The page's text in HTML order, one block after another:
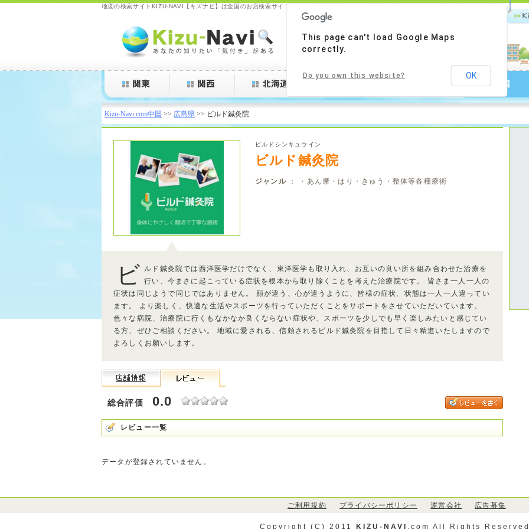
地図の検索サイトKIZU-NAVI【キズナビ】は全国のお店検索サイト！グルメ・美容・健康をはじめ、あなたの町情報を検索！！
Kizu-Navi.com中国 >> 広島県 >> ビルド鍼灸院
ビルドシンキュウイン
ビルド鍼灸院
ジャンル： ・あん摩・はり・きゅう・整体等各種療術
ビ ルド鍼灸院では西洋医学だけでなく、東洋医学も取り入れ、お互いの良い所を組み合わせた治療を
行い、今まさに起こっている症状を根本から取り除くことを考えた治療院です。 皆さま一人一人の
症状は同じようで同じではありません。 顔が違う、心が違うように、皆様の症状、状態は一人一人違ってい
ます。 より楽しく、快適な生活やスポーツを行っていただくことをサポートをさせていただいています。
色々な病院、治療院に行くもなかなか良くならない症状や、スポーツを少しでも早く楽しみたいと感じてい
る方、ぜひご相談ください。 地域に愛される、信頼されるビルド鍼灸院を目指して日々精進いたしますので
よろしくお願いします。
総合評価 0.0
レビュー一覧
データが登録されていません。
This page can't load Google Maps
correctly.
Do you own this website? OK
ご利用規約 プライバシーポリシー 運営会社 広告募集
Copyright (C) 2011 KIZU-NAVI .com All Rights